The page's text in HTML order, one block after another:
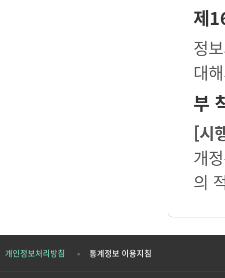
제
정
대
부
[시
개
의
개인정보처리방침 통계정보 이용지침